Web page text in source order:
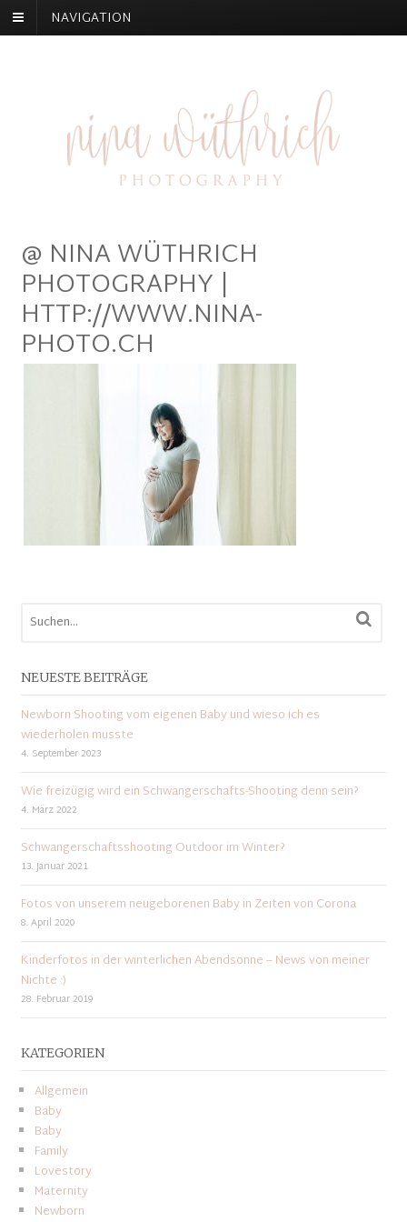
NAVIGATION
@ NINA WÜTHRICH
PHOTOGRAPHY |
HTTP://WWW.NINA-
PHOTO.CH
NEUESTE BEITRÄGE
Newborn Shooting vom eigenen Baby und wieso ich es
wiederholen musste
4. September 2023
Wie freizügig wird ein Schwangerschafts-Shooting denn sein?
4. März 2022
Schwangerschaftsshooting Outdoor im Winter?
13. Januar 2021
Fotos von unserem neugeborenen Baby in Zeiten von Corona
8. April 2020
Kinderfotos in der winterlichen Abendsonne – News von meiner
Nichte :)
28. Februar 2019
KATEGORIEN
Allgemein
Baby
Baby
Family
Lovestory
Maternity
Newborn